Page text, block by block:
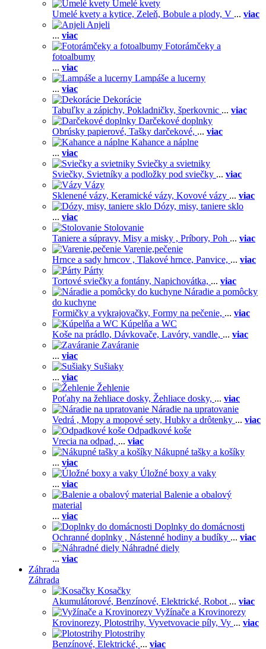
Umelé kvety
Umelé kvety a kytice, Zeleň, Bobule a plody, V ... viac
Anjeli
... viac
Fotorámčeky a
fotoalbumy
... viac
Lampáše a lucerny
... viac
Dekorácie
Tabuľky a zápichy, Pokladničky, šperkovnic ... viac
Darčekové doplnky
Obrúsky papierové, Tašky darčekové, ... viac
Kahance a náplne
... viac
Sviečky a svietniky
Sviečky, Svietníky a podložky pod sviečky ... viac
Vázy
Sklenené vázy, Keramické vázy, Kovové vázy ... viac
Dózy, misy, taniere sklo
... viac
Stolovanie
Taniere a súpravy, Misy a misky , Príbory, Poh ... viac
Varenie,pečenie
Hrnce a sady hrncov , Tlakové hrnce, Panvice, ... viac
Párty
Tortové sviečky a fontány, Napichovátka, ... viac
Náradie a pomôcky
do kuchyne
Formičky a vykrajovačky, Formy na pečenie, ... viac
Kúpelňa a WC
Koše na prádlo, Dávkovače, Lavóry, vandle, ... viac
Zaváranie
... viac
Sušiaky
... viac
Žehlenie
Poťahy na žehliace dosky, Žehliace dosky, ... viac
Náradie na upratovanie
Vedrá , Mopy a mopové sety, Hubky a drôtenky ... viac
Odpadkové koše
Vrecia na odpad, ... viac
Nákupné tašky a košíky
... viac
Úložné boxy a vaky
... viac
Balenie a obalový
material
... viac
Doplnky do domácnosti
Ochranné doplnky , Nástenné hodiny a budíky ... viac
Náhradné diely
... viac
Záhrada
Záhrada
Kosačky
Akumulátorové, Benzínové, Elektrické, Robot ... viac
Vyžínače a Krovinorezy
Krovinorezy, Plotostrihy, Vyvetvovacie píly, Vy ... viac
Plotostrihy
Benzínové, Elektrické, ... viac